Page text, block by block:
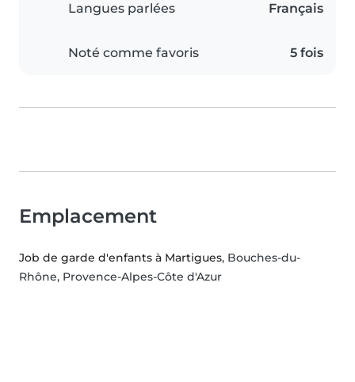
Langues parlées Français
Noté comme favoris 5 fois
Emplacement
Job de garde d'enfants à Martigues, Bouches-du-
Rhône, Provence-Alpes-Côte d'Azur